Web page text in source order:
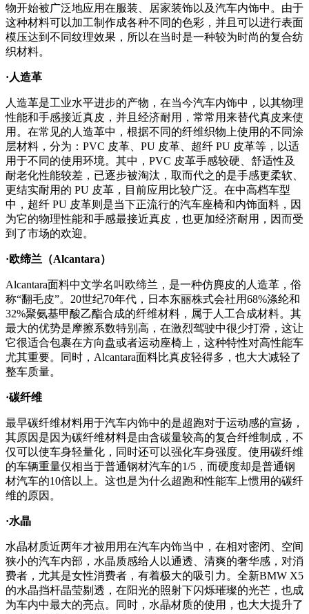
物开始被广泛地应用在服装、居家装饰以及汽车内饰中。由于
这种材料可以加工制作成各种不同的色彩，并且可以进行表面
模压达到不同纹理效果，所以在当时是一种较为时尚的复合纺
织材料。
·人造革
人造革是工业水平进步的产物，在当今汽车内饰中，以其物理
性能和手感接近真皮，并且经济耐用，常常用来替代真皮来使
用。在常见的人造革中，根据不同的纤维织物上使用的不同涂
层材料，分为：PVC 皮革、PU 皮革、超纤 PU 皮革等，以适
用于不同的使用环境。其中，PVC 皮革手感较硬、舒适性及
耐老化性能较差，已逐步被淘汰，取而代之的是手感更柔软、
更结实耐用的 PU 皮革，目前应用比较广泛。在中高档车型
中，超纤 PU 皮革则是当下正流行的汽车座椅和内饰面料，因
为它的物理性能和手感最接近真皮，也更加经济耐用，因而受
到了市场的欢迎。
·欧缔兰（Alcantara）
Alcantara面料中文学名叫欧缔兰，是一种仿麂皮的人造革，俗
称“翻毛皮”。20世纪70年代，日本东丽株式会社用68%涤纶和
32%聚氨基甲酸乙酯合成的纤维材料，属于人工合成材料。其
最大的优势是摩擦系数特别高，在激烈驾驶中很少打滑，这让
它很适合包裹在方向盘或者运动座椅上，这种特性对高性能车
尤其重要。同时，Alcantara面料比真皮轻得多，也大大减轻了
整车质量。
·碳纤维
最早碳纤维材料用于汽车内饰中的是超跑对于运动感的宣扬，
其原因是因为碳纤维材料是由含碳量较高的复合纤维制成，不
仅可以使车身轻量化，同时还可以强化车身强度。使用碳纤维
的车辆重量仅相当于普通钢材汽车的1/5，而硬度却是普通钢
材汽车的10倍以上。这也是为什么超跑和性能车上惯用的碳纤
维的原因。
·水晶
水晶材质近两年才被用用在汽车内饰当中，在相对密闭、空间
狭小的汽车内部，水晶质感给人以通透、清爽的奢华感，对消
费者，尤其是女性消费者，有着极大的吸引力。全新BMW X5
的水晶挡杆晶莹剔透，在阳光的照射下闪烁璀璨的光芒，也成
为车内中最大的亮点。同时，水晶材质的使用，也大大提升了